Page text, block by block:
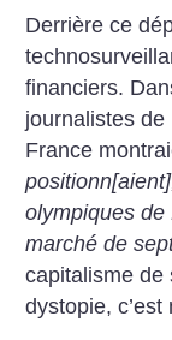
Derrière ce
financiers.
journalistes
France
olympiques
marché de
capitalisme de
dystopie,